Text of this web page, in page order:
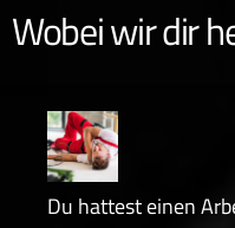
Wobei wir dir
Du hattest einen